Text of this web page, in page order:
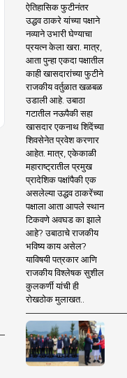
ऐतिहासिक फुटीनंतर
उद्धव ठाकरे यांच्या पक्षाने
नव्याने उभारी घेण्याचा
प्रयत्न केला खरा. मात्र,
आता पुन्हा एकदा पक्षातील
काही खासदारांच्या फुटीने
राजकीय वर्तुळात खळबळ
उडाली आहे. उबाठा
गटातील नऊपैकी सहा
खासदार एकनाथ शिंदेंच्या
शिवसेनेत प्रवेश करणार
आहेत. मात्र, एकेकाळी
महाराष्ट्रातील प्रमुख
प्रादेशिक पक्षांपैकी एक
असलेल्या उद्धव ठाकरेंच्या
पक्षाला आता आपले स्थान
टिकवणे अवघड का झाले
आहे? उबाठाचे राजकीय
भविष्य काय असेल?
याविषयी पत्रकार आणि
राजकीय विश्लेषक सुशील
कुलकर्णी यांची ही
रोखठोक मुलाखत..